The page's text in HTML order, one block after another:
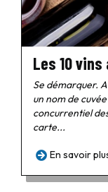
Les 10
Se démarquer.
un nom de
concurrentiel
carte...
En savoir